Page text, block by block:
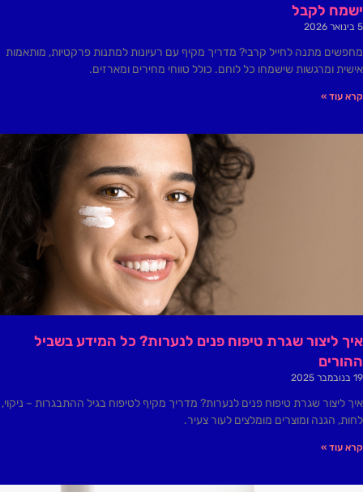
ישמח לקבל
5 בינואר 2026
מחפשים מתנה לחייל קרבי? מדריך מקיף עם רעיונות למתנות פרקטיות, מותאמות
אישית ומרגשות שישמחו כל לוחם. כולל טווחי מחירים ומארזים.
קרא עוד »
איך ליצור שגרת טיפוח פנים לנערות? כל המידע בשביל
ההורים
19 בנובמבר 2025
איך ליצור שגרת טיפוח פנים לנערות? מדריך מקיף לטיפוח בגיל ההתבגרות – ניקוי,
לחות, הגנה ומוצרים מומלצים לעור צעיר.
קרא עוד »